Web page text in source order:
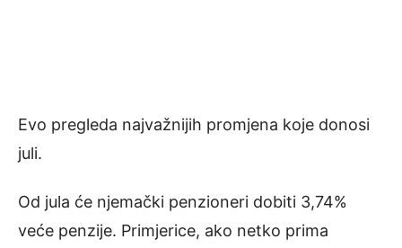
Evo pregleda najvažnijih promjena koje donosi
juli.
Od jula će njemački penzioneri dobiti 3,74%
veće penzije. Primjerice, ako netko prima